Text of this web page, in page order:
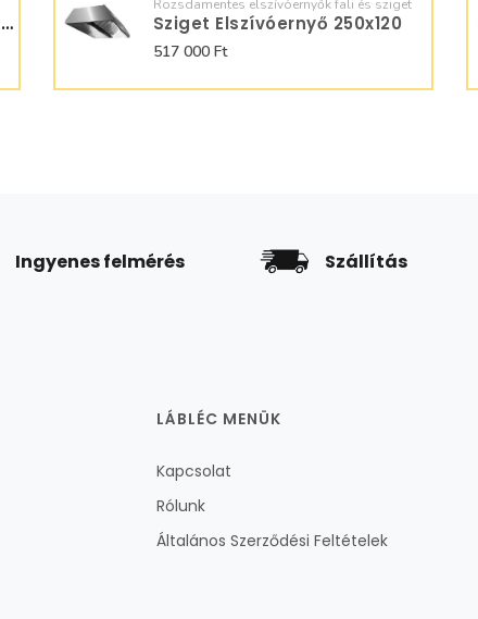
Snack Fali elszívóernyő 200x80
Rozsdamentes elszívóernyők fali és sziget
Sziget Elszívóernyő 250x120
517 000 Ft
Ingyenes felmérés Szállítás
LÁBLÉC MENÜK
Kapcsolat
Rólunk
Általános Szerződési Feltételek